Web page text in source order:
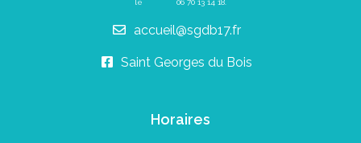
le 06 70 13 14 18
accueil@sgdb17.fr
Saint Georges du Bois
Horaires